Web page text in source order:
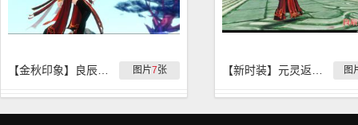
图片7张 图